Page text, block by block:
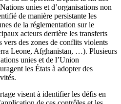
unies et d’organisations non
de manière persistante les
de la réglementation sur le
acteurs derrière les transferts
vers des zones de conflits violents
Leone, Afghanistan, …). Plusieurs
unies et de l’Union
les États à adopter des
visent à identifier les défis en